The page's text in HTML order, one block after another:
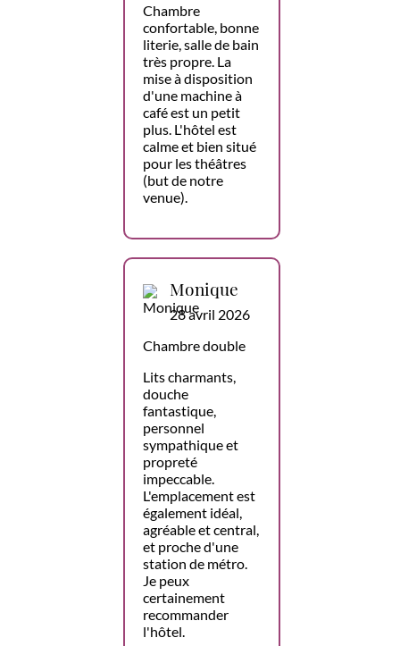
Chambre
confortable, bonne
literie, salle de bain
très propre. La
mise à disposition
d'une machine à
café est un petit
plus. L'hôtel est
calme et bien situé
pour les théâtres
(but de notre
venue).
Monique
28 avril 2026
Chambre double
Lits charmants,
douche
fantastique,
personnel
sympathique et
propreté
impeccable.
L'emplacement est
également idéal,
agréable et central,
et proche d'une
station de métro.
Je peux
certainement
recommander
l'hôtel.